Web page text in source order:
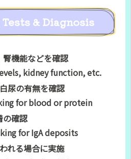
Tests & Diagnosis
機能などを確認
kidney function, etc.
尿の有無を確認
for blood or protein
の確認
for IgA deposits
れる場合に実施